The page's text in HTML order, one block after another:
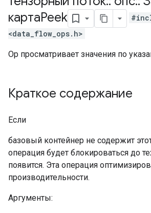
картаPeek
<data_flow_ops.h>
Op просматривает значения по
Краткое содержание
Если
базовый контейнер не содержит
операция будет блокироваться до
появится. Эта операция
производительности.
Аргументы: